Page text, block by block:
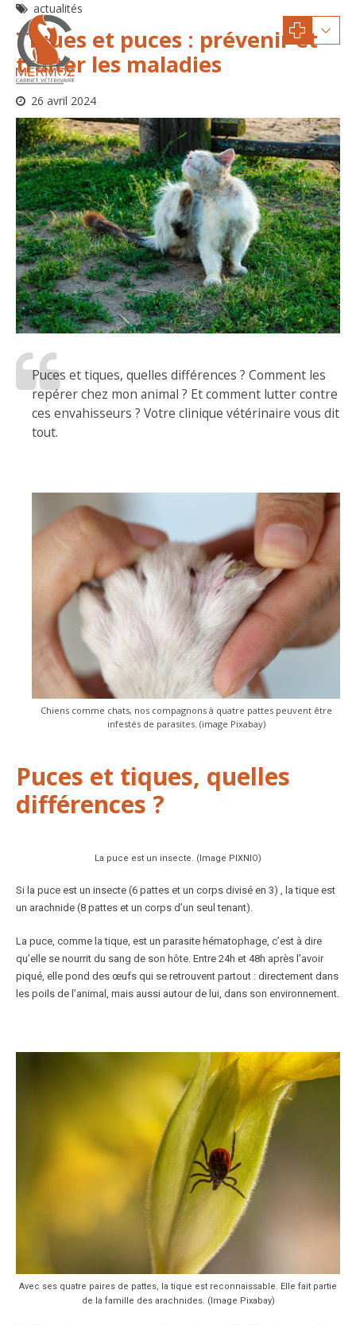
actualités
Tiques et puces : prévenir et
traiter les maladies
26 avril 2024
Puces et tiques, quelles différences ? Comment les
repérer chez mon animal ? Et comment lutter contre
ces envahisseurs ? Votre clinique vétérinaire vous dit
tout.
Chiens comme chats, nos compagnons à quatre pattes peuvent être
infestés de parasites. (image Pixabay)
Puces et tiques, quelles
différences ?
La puce est un insecte. (Image PIXNIO)
Si la puce est un insecte (6 pattes et un corps divisé en 3) , la tique est
un arachnide (8 pattes et un corps d’un seul tenant).
La puce, comme la tique, est un parasite hématophage, c’est à dire
qu’elle se nourrit du sang de son hôte. Entre 24h et 48h après l’avoir
piqué, elle pond des œufs qui se retrouvent partout : directement dans
les poils de l’animal, mais aussi autour de lui, dans son environnement.
Avec ses quatre paires de pattes, la tique est reconnaissable. Elle fait partie
de la famille des arachnides. (Image Pixabay)